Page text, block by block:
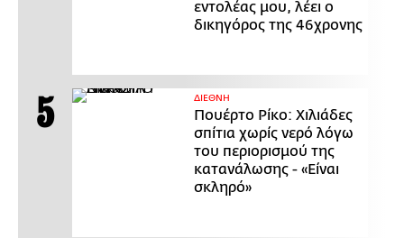
εντολέας μου, λέει ο
δικηγόρος της 46χρονης
ΔΙΕΘΝΗ
Πουέρτο Ρίκο: Χιλιάδες
σπίτια χωρίς νερό λόγω
του περιορισμού της
κατανάλωσης - «Είναι
σκληρό»